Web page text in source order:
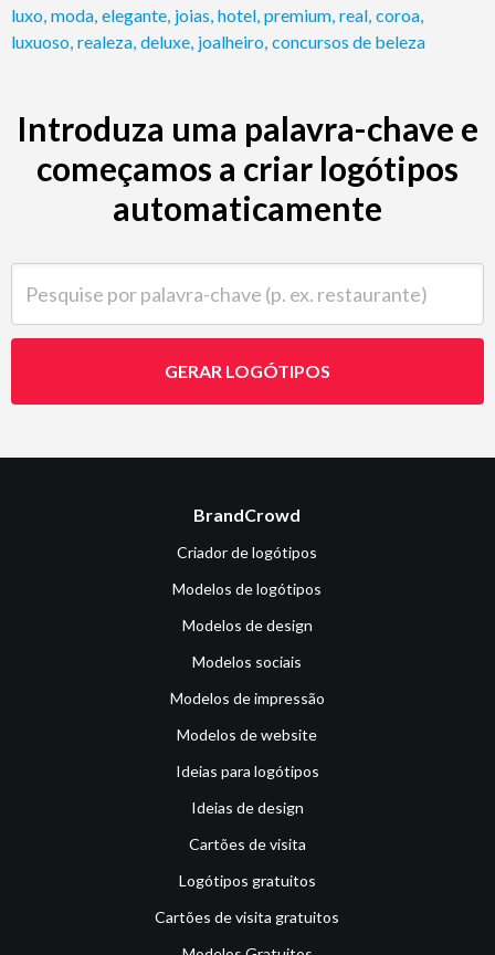
luxo moda elegante joias hotel premium real coroa
luxuoso realeza deluxe joalheiro concursos de beleza
Introduza uma palavra-chave e
começamos a criar logótipos
automaticamente
GERAR LOGÓTIPOS
BrandCrowd
Criador de logótipos
Modelos de logótipos
Modelos de design
Modelos sociais
Modelos de impressão
Modelos de website
Ideias para logótipos
Ideias de design
Cartões de visita
Logótipos gratuitos
Cartões de visita gratuitos